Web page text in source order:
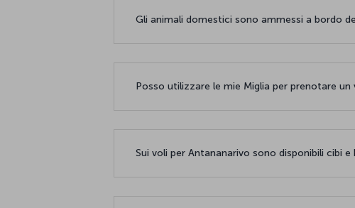
Gli animali domestici sono ammessi a bordo
Posso utilizzare le mie Miglia per prenotare un
Sui voli per Antananarivo sono disponibili cibi e